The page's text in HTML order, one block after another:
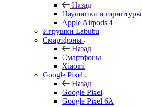
Назад
Наушники и гарнитуры
Apple Airpods 4
Игрушки Labubu
Смартфоны
Назад
Смартфоны
Xiaomi
Google Pixel
Назад
Google Pixel
Google Pixel 6A